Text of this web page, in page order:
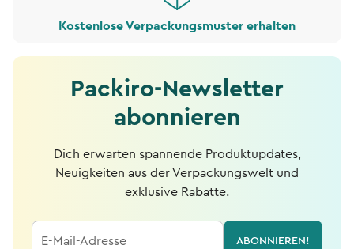
Kostenlose Verpackungsmuster erhalten
Packiro-Newsletter
abonnieren
Dich erwarten spannende Produktupdates,
Neuigkeiten aus der Verpackungswelt und
exklusive Rabatte.
E-Mail-Adresse ABONNIEREN!